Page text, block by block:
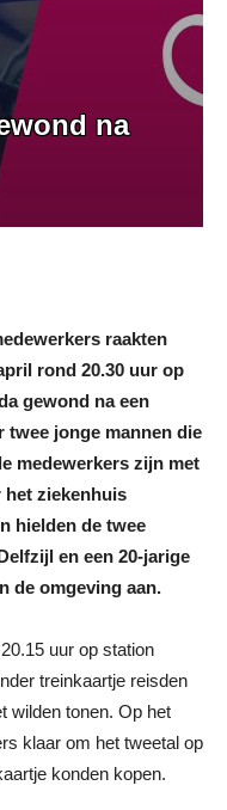
na
raakten
rond 20.30 uur op
gewond na een
twee jonge mannen die
medewerkers zijn met
het ziekenhuis
hielden de twee
en een 20-jarige
de omgeving aan.
uur op station
treinkaartje reisden
wilden tonen. Op het
klaar om het tweetal op
konden kopen.